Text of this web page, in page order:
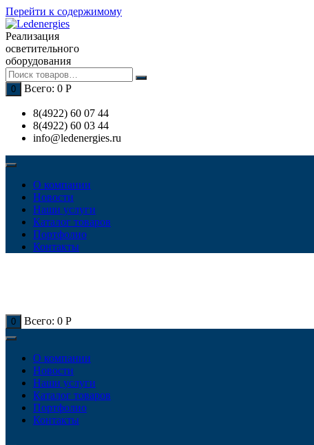
Перейти к содержимому
Реализация
осветительного
оборудования
0 Всего: 0 Р
8(4922) 60 07 44
8(4922) 60 03 44
info@ledenergies.ru
О компании
Новости
Наши услуги
Каталог товаров
Портфолио
Контакты
0 Всего: 0 Р
О компании
Новости
Наши услуги
Каталог товаров
Портфолио
Контакты